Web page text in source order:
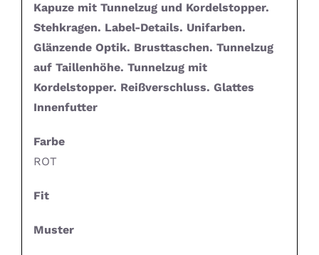
Kapuze mit Tunnelzug und Kordelstopper.
Stehkragen. Label-Details. Unifarben.
Glänzende Optik. Brusttaschen. Tunnelzug
auf Taillenhöhe. Tunnelzug mit
Kordelstopper. Reißverschluss. Glattes
Innenfutter
Farbe
ROT
Fit
Muster